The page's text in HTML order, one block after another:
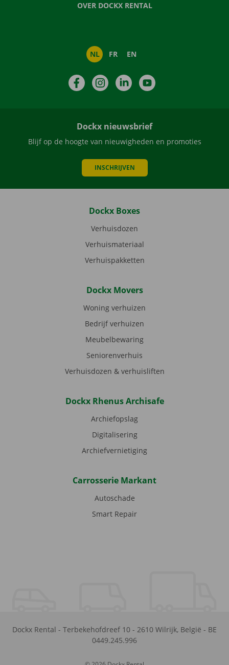
OVER DOCKX RENTAL
NL FR EN
FacebookInstagramLinkedIn
Dockx nieuwsbrief
Blijf op de hoogte van nieuwigheden en promoties
INSCHRIJVEN
Dockx Boxes
Verhuisdozen
Verhuismateriaal
Verhuispakketten
Dockx Movers
Woning verhuizen
Bedrijf verhuizen
Meubelbewaring
Seniorenverhuis
Verhuisdozen & verhuisliften
Dockx Rhenus Archisafe
Archiefopslag
Digitalisering
Archiefvernietiging
Carrosserie Markant
Autoschade
Smart Repair
Dockx Rental - Terbekehofdreef 10 - 2610 Wilrijk, België - BE
0449.245.996